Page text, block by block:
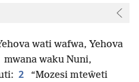
wati wafwa, Yehova
mwana waku Nuni,
2
“Mozesi mteŵeti